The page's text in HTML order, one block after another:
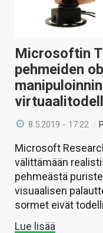
Microsoftin
pehmeiden
manipuloinnin
8.5.2019 - 17:22 /
Microsoft
välittämään
pehmeästä
visuaalisen
sormet eivät
Lue lisää